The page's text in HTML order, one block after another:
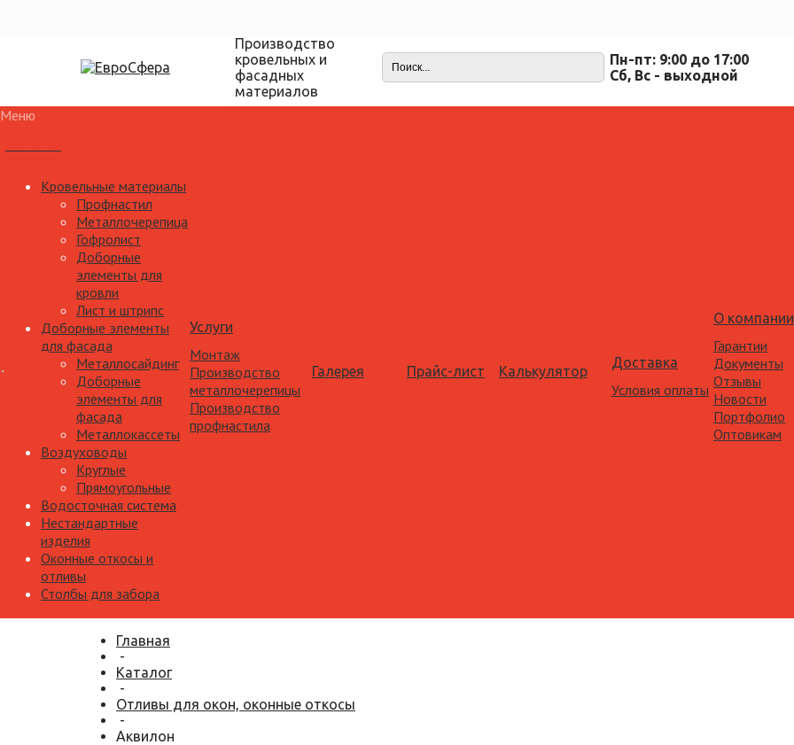
Производство
кровельных и
фасадных
материалов
Пн-пт: 9:00 до 17:00
Cб, Вс - выходной
Меню
Кровельные материалы
Профнастил
Металлочерепица
Гофролист
Доборные
элементы для
кровли
Лист и штрипс
Доборные элементы
для фасада
Металлосайдинг
Доборные
элементы для
фасада
Металлокассеты
Воздуховоды
Круглые
Прямоугольные
Водосточная система
Нестандартные
изделия
Оконные откосы и
отливы
Столбы для забора
Услуги
Монтаж
Производство
металлочерепицы
Производство
профнастила
Галерея Прайс-лист Калькулятор
Доставка
Условия оплаты
О компании
Гарантии
Документы
Отзывы
Новости
Портфолио
Оптовикам
Главная
-
Каталог
-
Отливы для окон, оконные откосы
-
Аквилон